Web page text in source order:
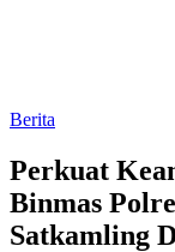
Berita
Perkuat
Binmas
Satkamling